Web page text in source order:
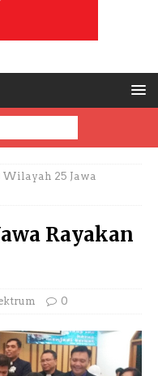
Wilayah 25 Jawa
Rayakan
0